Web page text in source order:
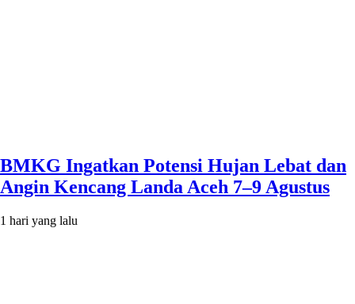
BMKG Ingatkan Potensi Hujan Lebat dan
Angin Kencang Landa Aceh 7–9 Agustus
1 hari yang lalu